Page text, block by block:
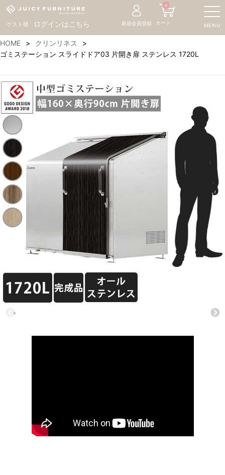
ゲスト様 ログインはこちら MENU
新規会員登録 カート
0
HOME
クリンリネス
ゴミステーション スライドドア03 片開き扉 ステンレス 1720L